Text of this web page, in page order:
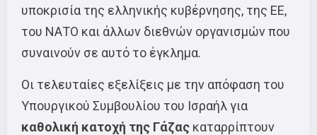
υποκρισία της ελληνικής κυβέρνησης, της ΕΕ,
του ΝΑΤΟ και άλλων διεθνών οργανισμών που
συναινούν σε αυτό το έγκλημα.
Οι τελευταίες εξελίξεις με την απόφαση του
Υπουργικού Συμβουλίου του Ισραήλ για
καθολική κατοχή της Γάζας καταρρίπτουν